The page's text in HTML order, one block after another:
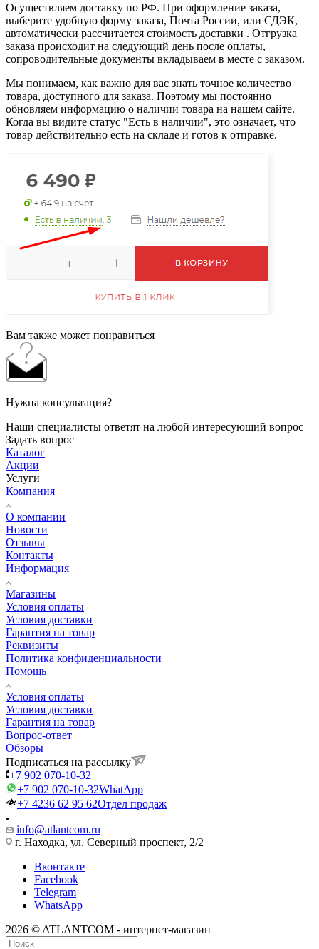
Осуществляем доставку по РФ. При оформление заказа,
выберите удобную форму заказа, Почта России, или СДЭК,
автоматически рассчитается стоимость доставки . Отгрузка
заказа происходит на следующий день после оплаты,
сопроводительные документы вкладываем в месте с заказом.
Мы понимаем, как важно для вас знать точное количество
товара, доступного для заказа. Поэтому мы постоянно
обновляем информацию о наличии товара на нашем сайте.
Когда вы видите статус "Есть в наличии", это означает, что
товар действительно есть на складе и готов к отправке.
Вам также может понравиться
Нужна консультация?
Наши специалисты ответят на любой интересующий вопрос
Задать вопрос
Каталог
Акции
Услуги
Компания
О компании
Новости
Отзывы
Контакты
Информация
Магазины
Условия оплаты
Условия доставки
Гарантия на товар
Реквизиты
Политика конфиденциальности
Помощь
Условия оплаты
Условия доставки
Гарантия на товар
Вопрос-ответ
Обзоры
Подписаться на рассылку
+7 902 070-10-32
+7 902 070-10-32WhatApp
+7 4236 62 95 62Отдел продаж
info@atlantcom.ru
г. Находка, ул. Северный проспект, 2/2
Вконтакте
Facebook
Telegram
WhatsApp
2026 © ATLANTCOM - интернет-магазин